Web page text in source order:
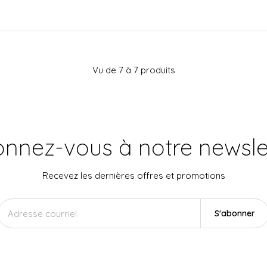
Vu de 7 à 7 produits
vous à notre
Recevez les dernières offres et promotions
S'abonner